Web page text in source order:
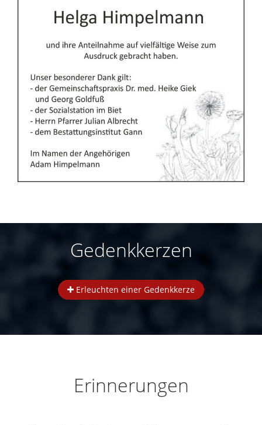
Gedenkkerzen
Erleuchten einer Gedenkkerze
Erinnerungen